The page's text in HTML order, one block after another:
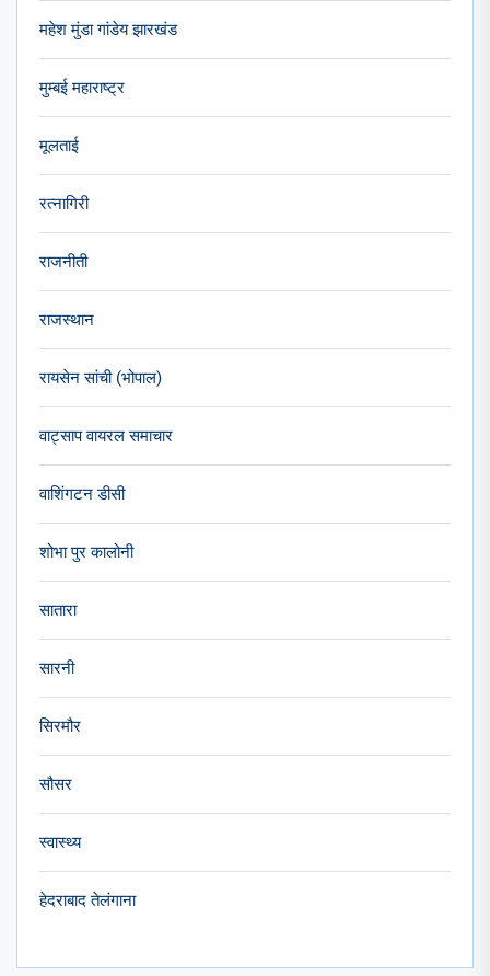
महेश मुंडा गांडेय झारखंड
मुम्बई महाराष्ट्र
मूलताई
रत्नागिरी
राजनीती
राजस्थान
रायसेन सांची (भोपाल)
वाट्साप वायरल समाचार
वाशिंगटन डीसी
शोभा पुर कालोनी
सातारा
सारनी
सिरमौर
सौसर
स्वास्थ्य
हेदराबाद तेलंगाना